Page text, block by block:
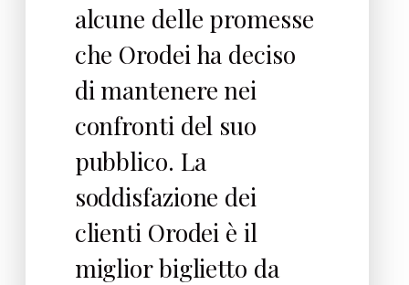
alcune delle promesse
che Orodei ha deciso
di mantenere nei
confronti del suo
pubblico. La
soddisfazione dei
clienti Orodei è il
miglior biglietto da